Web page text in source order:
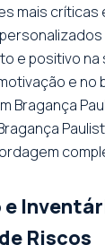
mais
e positivo
e no
Bragança
Riscos